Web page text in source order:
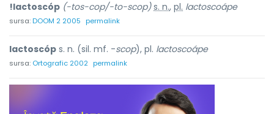
!lactoscóp (-tos-cop/-to-scop) s. n., pl. lactoscoápe
sursa:DOOM 2 2005 permalink
lactoscóp s. n. (sil. mf. -scop), pl. lactoscoápe
sursa: Ortografic 2002 permalink